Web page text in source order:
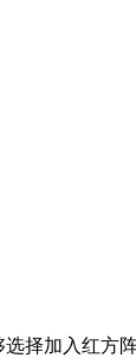
择加入红方